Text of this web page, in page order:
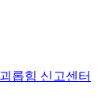
롭힘 신고센터